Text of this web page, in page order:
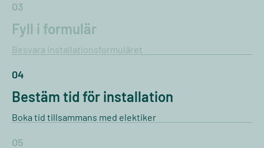
03
Fyll i formulär
Besvara installationsformuläret
04
Bestäm tid för installation
Boka tid tillsammans med elektiker
05